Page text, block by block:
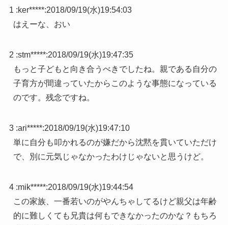
1 :ker*****:2018/09/19(水)19:54:03
はえーな、おい
2 :stm*****:2018/09/19(水)19:47:35
もっと子どもと向き合うべきでしたね。親である自分の
子育方が間違っていたからこのような事態になっている
のです。残念ですね。
3 :ari*****:2018/09/19(水)19:47:10
単に自分も叩かれるのが嫌だから沈黙を貫いていただけ
で、別に元気じゃなかったわけじゃないと思うけど。
4 :mik*****:2018/09/19(水)19:44:54
この家族、一番若いのがやんちゃしてるけど親父は年齢
的に難しくても兄貴は何もできなかったのかな？もちろ